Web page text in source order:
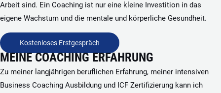
Arbeit sind. Ein Coaching ist nur eine kleine Investition in das
eigene Wachstum und die mentale und körperliche Gesundheit.
Kostenloses Erstgespräch
MEINE COACHING ERFAHRUNG
Zu meiner langjährigen beruflichen Erfahrung, meiner intensiven
Business Coaching Ausbildung und ICF Zertifizierung kann ich